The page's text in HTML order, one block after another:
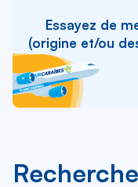
Essayez de
(origine et/ou